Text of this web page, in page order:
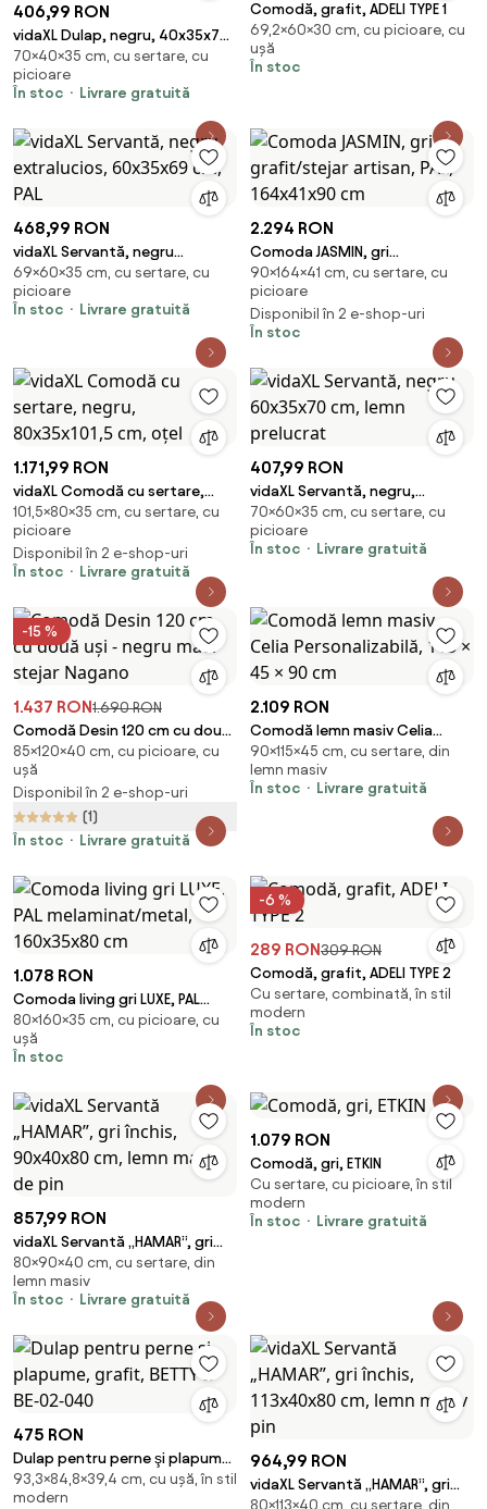
406,99 RON
vidaXL Dulap, negru, 40x35x70
cm, lemn prelucrat
70×40×35 cm, cu sertare, cu
picioare
În stoc
Livrare gratuită
Comodă, grafit, ADELI TYPE 1
69,2×60×30 cm, cu picioare, cu
ușă
În stoc
468,99 RON
vidaXL Servantă, negru
extralucios, 60x35x69 cm, PAL
69×60×35 cm, cu sertare, cu
picioare
În stoc
Livrare gratuită
2.294 RON
Comoda JASMIN, gri
grafit/stejar artisan, PAL,
164x41x90 cm
90×164×41 cm, cu sertare, cu
picioare
Disponibil în 2 e-shop-uri
În stoc
1.171,99 RON
vidaXL Comodă cu sertare,
negru, 80x35x101,5 cm, oțel
101,5×80×35 cm, cu sertare, cu
picioare
Disponibil în 2 e-shop-uri
În stoc
Livrare gratuită
407,99 RON
vidaXL Servantă, negru,
60x35x70 cm, lemn prelucrat
70×60×35 cm, cu sertare, cu
picioare
În stoc
Livrare gratuită
-15 %
1.437 RON1.690 RON
Comodă Desin 120 cm cu două
uși - negru mat / stejar Nagano
85×120×40 cm, cu picioare, cu
ușă
Disponibil în 2 e-shop-uri
(1)
În stoc
Livrare gratuită
2.109 RON
Comodă lemn masiv Celia
Personalizabilă, 115 × 45 × 90 cm
90×115×45 cm, cu sertare, din
lemn masiv
În stoc
Livrare gratuită
1.078 RON
Comoda living gri LUXE, PAL
melaminat/metal, 160x35x80
cm
80×160×35 cm, cu picioare, cu
ușă
În stoc
-6 %
289 RON309 RON
Comodă, grafit, ADELI TYPE 2
Cu sertare, combinată, în stil
modern
În stoc
857,99 RON
vidaXL Servantă „HAMAR”, gri
închis, 90x40x80 cm, lemn
masiv de pin
80×90×40 cm, cu sertare, din
lemn masiv
În stoc
Livrare gratuită
1.079 RON
Comodă, gri, ETKIN
Cu sertare, cu picioare, în stil
modern
În stoc
Livrare gratuită
475 RON
Dulap pentru perne şi plapume,
grafit, BETTY 2 BE-02-040
93,3×84,8×39,4 cm, cu ușă, în stil
modern
964,99 RON
vidaXL Servantă „HAMAR”, gri
80×113×40 cm, cu sertare, din